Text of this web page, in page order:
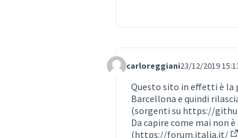
Comment Label
carloreggiani23/12/2019
Questo sito in effetti è
Barcellona e quindi
(sorgenti su https://
Da capire come mai
(https://forum.italia.it/